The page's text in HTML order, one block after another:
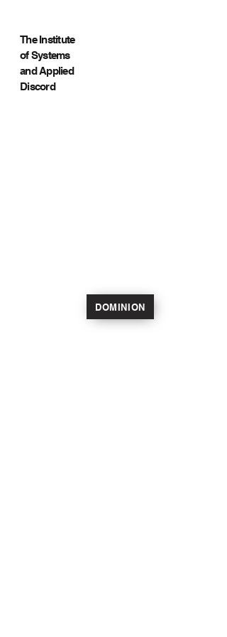
The Institute
of Systems
and Applied
Discord
DOMINION